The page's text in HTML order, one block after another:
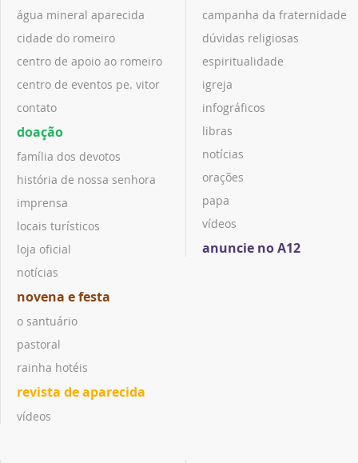
água mineral aparecida
cidade do romeiro
centro de apoio ao romeiro
centro de eventos pe. vitor
contato
doação
família dos devotos
história de nossa senhora
imprensa
locais turísticos
loja oficial
notícias
novena e festa
o santuário
pastoral
rainha hotéis
revista de aparecida
vídeos
campanha da fraternidade
dúvidas religiosas
espiritualidade
igreja
infográficos
libras
notícias
orações
papa
vídeos
anuncie no A12